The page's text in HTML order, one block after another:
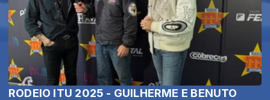
RODEIO ITU 2025 - GUILHERME E BENUTO